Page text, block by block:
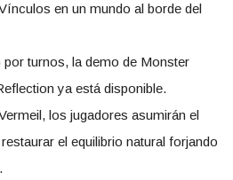
en un mundo al borde del
turnos, la demo de Monster
ya está disponible.
los jugadores asumirán el
el equilibrio natural forjando